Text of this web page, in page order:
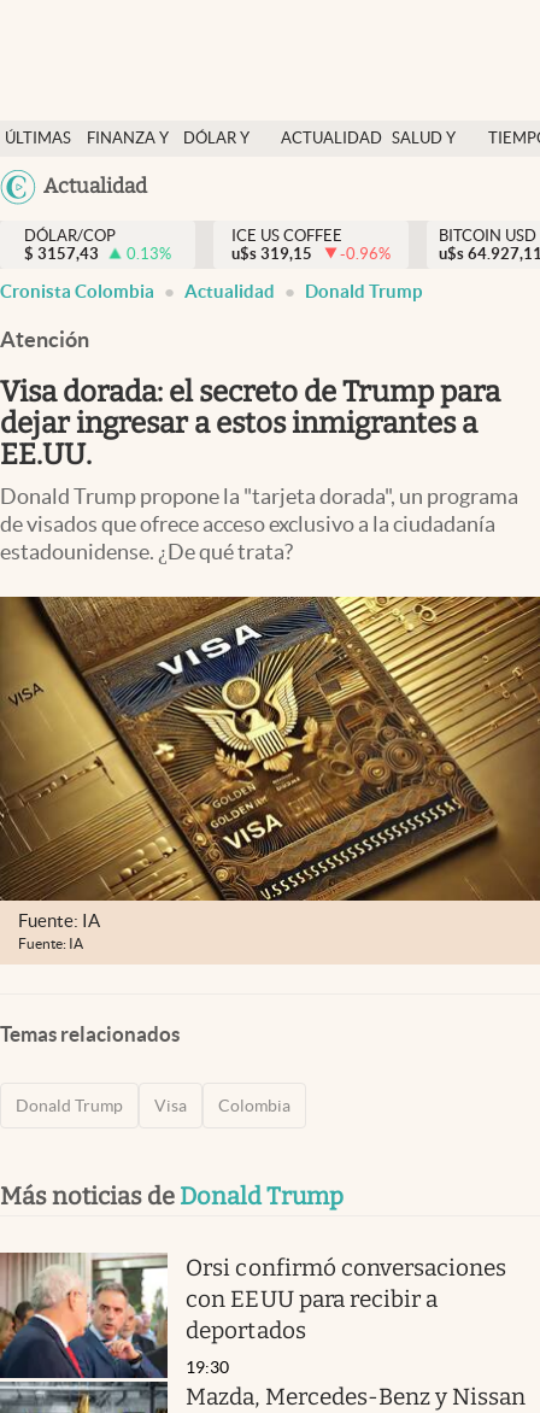
ÚLTIMAS
NOTICIAS
FINANZA Y
DÓLAR Y
ACTUALIDAD SALUD Y
México
Actualidad
Salud y nutrición
Vida espiritual
Actualidad
Colombia
DÓLAR/COP
$ 3157,43 0.13%
ICE US COFFEE
u$s 319,15 -0.96%
BITCOIN USD
u$s
Cronista Colombia Actualidad Donald Trump
Atención
Visa dorada: el secreto de Trump para
dejar ingresar a estos inmigrantes a
EE.UU.
Donald Trump propone la "tarjeta dorada", un programa
de visados que ofrece acceso exclusivo a la ciudadanía
estadounidense. ¿De qué trata?
Fuente: IA
Fuente: IA
Temas relacionados
Donald Trump Visa Colombia
Más noticias de Donald Trump
Orsi confirmó conversaciones
con EEUU para recibir a
deportados
19:30
Mazda, Mercedes-Benz y Nissan